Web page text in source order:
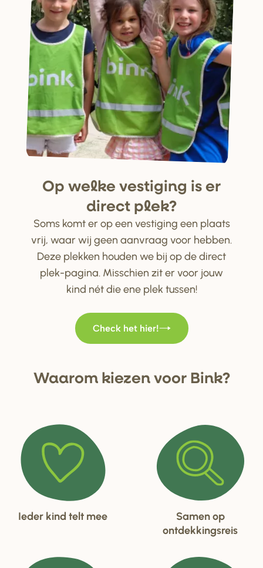
Op welke vestiging is er
direct plek?
Soms komt er op een vestiging een plaats
vrij, waar wij geen aanvraag voor hebben.
Deze plekken houden we bij op de direct
plek-pagina. Misschien zit er voor jouw
kind nét die ene plek tussen!
Check het hier!
Waarom kiezen voorBink?
Ieder kind telt mee
Samen op
ontdekkingsreis